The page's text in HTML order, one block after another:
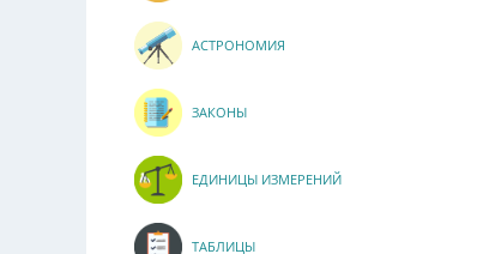
АСТРОНОМИЯ
ЗАКОНЫ
ЕДИНИЦЫ ИЗМЕРЕНИЙ
ТАБЛИЦЫ